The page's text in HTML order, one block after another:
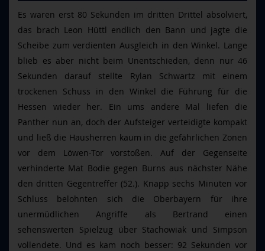
Es waren erst 80 Sekunden im dritten Drittel absolviert,
das brach Leon Hüttl endlich den Bann und jagte die
Scheibe zum verdienten Ausgleich in den Winkel. Lange
blieb es aber nicht beim Unentschieden, denn nur 46
Sekunden darauf stellte Rylan Schwartz mit einem
trockenen Schuss in den Winkel die Führung für die
Hessen wieder her. Ein ums andere Mal liefen die
Panther nun an, doch der Aufsteiger verteidigte kompakt
und ließ die Hausherren kaum in die gefährlichen Zonen
vor dem Löwen-Tor vorstoßen. Auf der Gegenseite
verhinderte Mat Bodie gegen Burns aus nächster Nähe
den dritten Gegentreffer (52.). Knapp sechs Minuten vor
Schluss belohnten sich die Oberbayern für ihre
unermüdlichen Angriffe als Bertrand einen
sehenswerten Spielzug über Stachowiak und Simpson
vollendete. Und es kam noch besser: 92 Sekunden vor